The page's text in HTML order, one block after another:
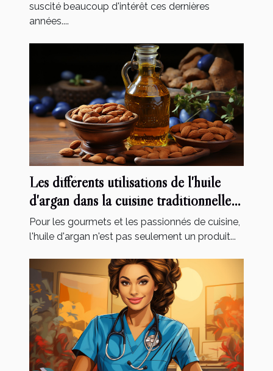
suscité beaucoup d'intérêt ces dernières
années....
Les différents utilisations de l'huile
d'argan dans la cuisine traditionnelle
marocaine
Pour les gourmets et les passionnés de cuisine,
l'huile d'argan n'est pas seulement un produit...